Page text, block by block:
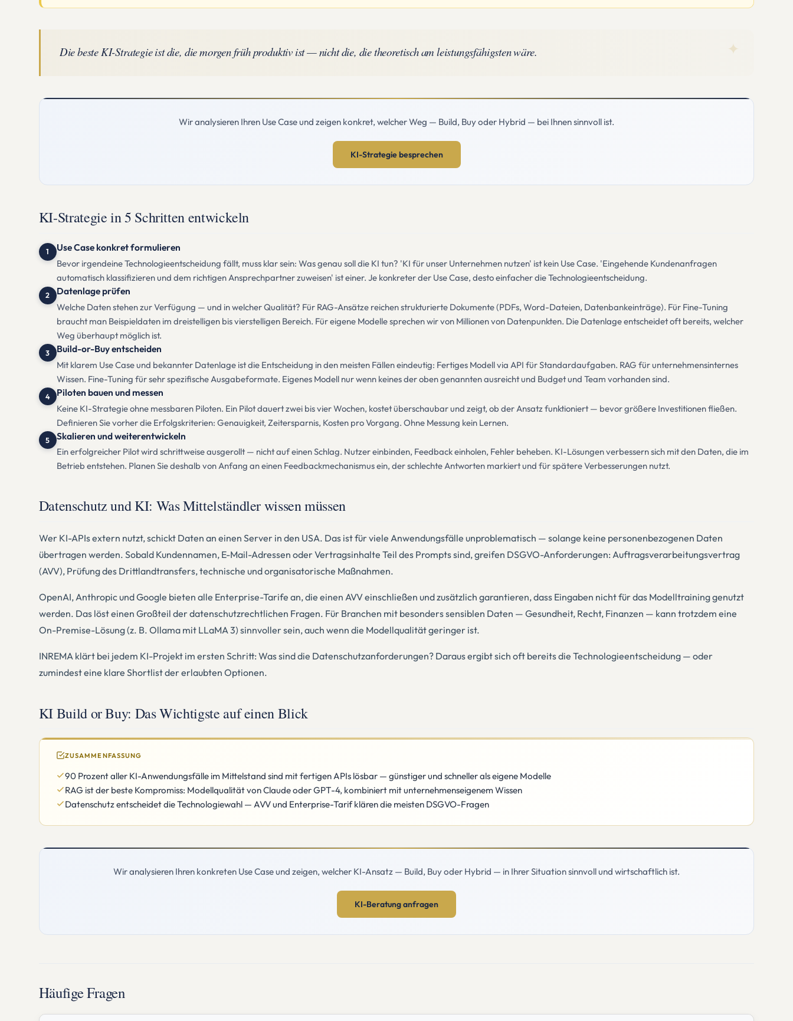
✦
Die beste KI-Strategie ist die, die morgen früh produktiv ist — nicht die, die theoretisch am leistungsfähigsten wäre.
Wir analysieren Ihren Use Case und zeigen konkret, welcher Weg — Build, Buy oder Hybrid — bei Ihnen sinnvoll ist.
KI-Strategie besprechen
KI-Strategie in 5 Schritten entwickeln
1 Use Case konkret formulieren
Bevor irgendeine Technologieentscheidung fällt, muss klar sein: Was genau soll die KI tun? 'KI für unser Unternehmen nutzen' ist kein Use Case. 'Eingehende Kundenanfragen
automatisch klassifizieren und dem richtigen Ansprechpartner zuweisen' ist einer. Je konkreter der Use Case, desto einfacher die Technologieentscheidung.
2 Datenlage prüfen
Welche Daten stehen zur Verfügung — und in welcher Qualität? Für RAG-Ansätze reichen strukturierte Dokumente (PDFs, Word-Dateien, Datenbankeinträge). Für Fine-Tuning
braucht man Beispieldaten im dreistelligen bis vierstelligen Bereich. Für eigene Modelle sprechen wir von Millionen von Datenpunkten. Die Datenlage entscheidet oft bereits, welcher
Weg überhaupt möglich ist.
3 Build-or-Buy entscheiden
Mit klarem Use Case und bekannter Datenlage ist die Entscheidung in den meisten Fällen eindeutig: Fertiges Modell via API für Standardaufgaben. RAG für unternehmensinternes
Wissen. Fine-Tuning für sehr spezifische Ausgabeformate. Eigenes Modell nur wenn keines der oben genannten ausreicht und Budget und Team vorhanden sind.
4 Piloten bauen und messen
Keine KI-Strategie ohne messbaren Piloten. Ein Pilot dauert zwei bis vier Wochen, kostet überschaubar und zeigt, ob der Ansatz funktioniert — bevor größere Investitionen fließen.
Definieren Sie vorher die Erfolgskriterien: Genauigkeit, Zeitersparnis, Kosten pro Vorgang. Ohne Messung kein Lernen.
5 Skalieren und weiterentwickeln
Ein erfolgreicher Pilot wird schrittweise ausgerollt — nicht auf einen Schlag. Nutzer einbinden, Feedback einholen, Fehler beheben. KI-Lösungen verbessern sich mit den Daten, die im
Betrieb entstehen. Planen Sie deshalb von Anfang an einen Feedbackmechanismus ein, der schlechte Antworten markiert und für spätere Verbesserungen nutzt.
Datenschutz und KI: Was Mittelständler wissen müssen
Wer KI-APIs extern nutzt, schickt Daten an einen Server in den USA. Das ist für viele Anwendungsfälle unproblematisch — solange keine personenbezogenen Daten
übertragen werden. Sobald Kundennamen, E-Mail-Adressen oder Vertragsinhalte Teil des Prompts sind, greifen DSGVO-Anforderungen: Auftragsverarbeitungsvertrag
(AVV), Prüfung des Drittlandtransfers, technische und organisatorische Maßnahmen.
OpenAI, Anthropic und Google bieten alle Enterprise-Tarife an, die einen AVV einschließen und zusätzlich garantieren, dass Eingaben nicht für das Modelltraining genutzt
werden. Das löst einen Großteil der datenschutzrechtlichen Fragen. Für Branchen mit besonders sensiblen Daten — Gesundheit, Recht, Finanzen — kann trotzdem eine
On-Premise-Lösung (z. B. Ollama mit LLaMA 3) sinnvoller sein, auch wenn die Modellqualität geringer ist.
INREMA klärt bei jedem KI-Projekt im ersten Schritt: Was sind die Datenschutzanforderungen? Daraus ergibt sich oft bereits die Technologieentscheidung — oder
zumindest eine klare Shortlist der erlaubten Optionen.
KI Build or Buy: Das Wichtigste auf einen Blick
ZUSAMMENFASSUNG
90 Prozent aller KI-Anwendungsfälle im Mittelstand sind mit fertigen APIs lösbar — günstiger und schneller als eigene Modelle
RAG ist der beste Kompromiss: Modellqualität von Claude oder GPT-4, kombiniert mit unternehmenseigenem Wissen
Datenschutz entscheidet die Technologiewahl — AVV und Enterprise-Tarif klären die meisten DSGVO-Fragen
Wir analysieren Ihren konkreten Use Case und zeigen, welcher KI-Ansatz — Build, Buy oder Hybrid — in Ihrer Situation sinnvoll und wirtschaftlich ist.
KI-Beratung anfragen
Häufige Fragen